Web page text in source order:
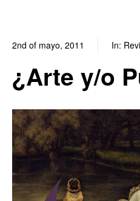
2nd of mayo, 2011 In:
¿Arte y/o